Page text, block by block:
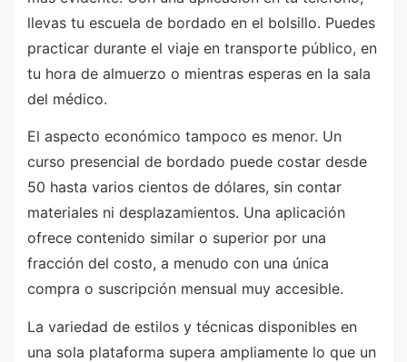
llevas tu escuela de bordado en el bolsillo. Puedes
practicar durante el viaje en transporte público, en
tu hora de almuerzo o mientras esperas en la sala
del médico.
El aspecto económico tampoco es menor. Un
curso presencial de bordado puede costar desde
50 hasta varios cientos de dólares, sin contar
materiales ni desplazamientos. Una aplicación
ofrece contenido similar o superior por una
fracción del costo, a menudo con una única
compra o suscripción mensual muy accesible.
La variedad de estilos y técnicas disponibles en
una sola plataforma supera ampliamente lo que un